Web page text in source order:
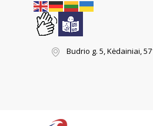
Budrio g. 5, Kėdainiai,